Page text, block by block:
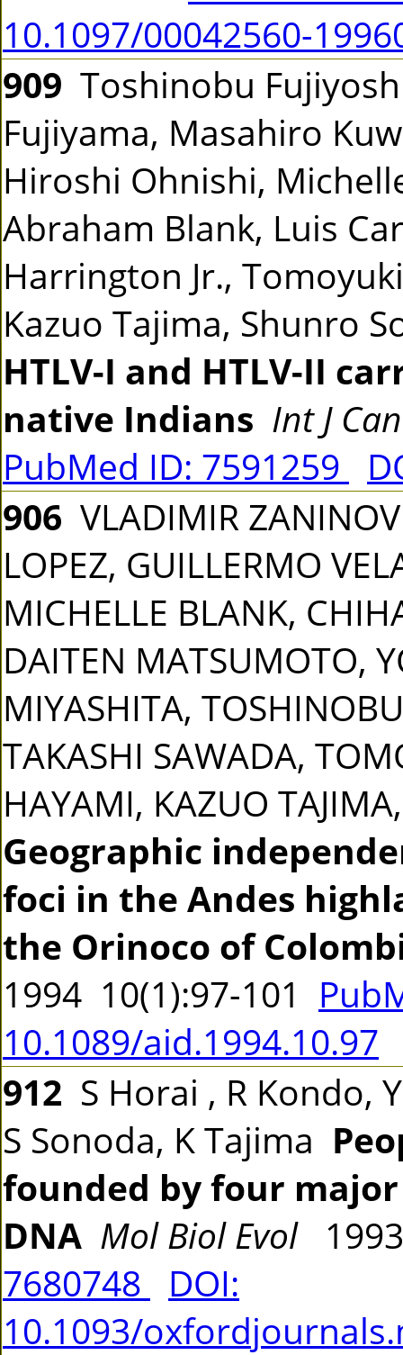
10.1097/00042560-
909 Toshinobu
Fujiyama, Masahiro
Hiroshi Ohnishi,
Abraham Blank, Luis
Harrington Jr.,
Kazuo Tajima, Shunro
HTLV-I and HTLV-II
native Indians Int J
PubMed ID: 7591259
906 VLADIMIR
LOPEZ, GUILLERMO
MICHELLE BLANK,
DAITEN MATSUMOTO,
MIYASHITA,
TAKASHI SAWADA,
HAYAMI, KAZUO
Geographic
foci in the Andes
the Orinoco of
1994 10(1):97-101
10.1089/aid.1994.10.97
912 S Horai , R Kondo,
S Sonoda, K Tajima
founded by four
DNA Mol Biol Evol
7680748
DOI:
10.1093/